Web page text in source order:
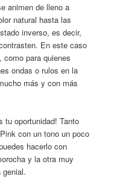
animen de lleno a
natural hasta las
inverso, es decir,
En este caso
como para quienes
ondas o rulos en la
más y con más
tu oportunidad! Tanto
con un tono un poco
hacerlo con
y la otra muy
genial.